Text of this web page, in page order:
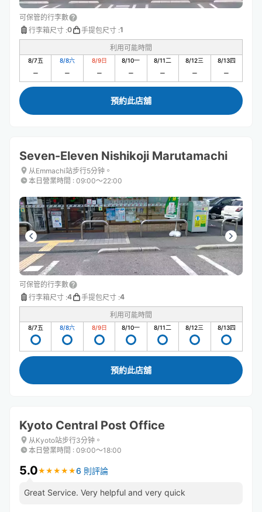
可保管的行李數
行李箱尺寸 :0 手提包尺寸 :1
利用可能時間
8/7五 8/8六 8/9日 8/10一 8/11二 8/12三 8/13四
預約此店舖
Seven-Eleven Nishikoji Marutamachi
从Emmachi站步行5分钟。
本日營業時間 : 09:00〜22:00
可保管的行李數
行李箱尺寸 :4 手提包尺寸 :4
利用可能時間
8/7五 8/8六 8/9日 8/10一 8/11二 8/12三 8/13四
預約此店舖
Kyoto Central Post Office
从Kyoto站步行3分钟。
本日營業時間 : 09:00〜18:00
5.0★ ★ ★ ★ ★
★ ★ ★ ★ ★6 則評論
Great Service. Very helpful and very quick